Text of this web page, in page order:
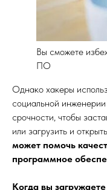
Вы сможете
ПО
Однако хакеры
социальной
срочности, чтобы
или загрузить и
может помочь
программное
Когда вы